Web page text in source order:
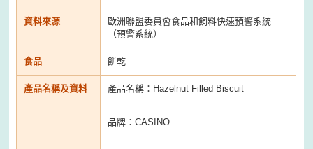
資料來源
歐洲聯盟委員會食品和飼料快速預警系統
（預警系統）
食品 餅乾
產品名稱及資料 產品名稱：Hazelnut Filled Biscuit
品牌：CASINO